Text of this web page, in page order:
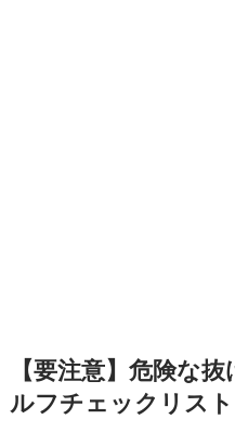
【要注意】危険な
ルフチェックリスト